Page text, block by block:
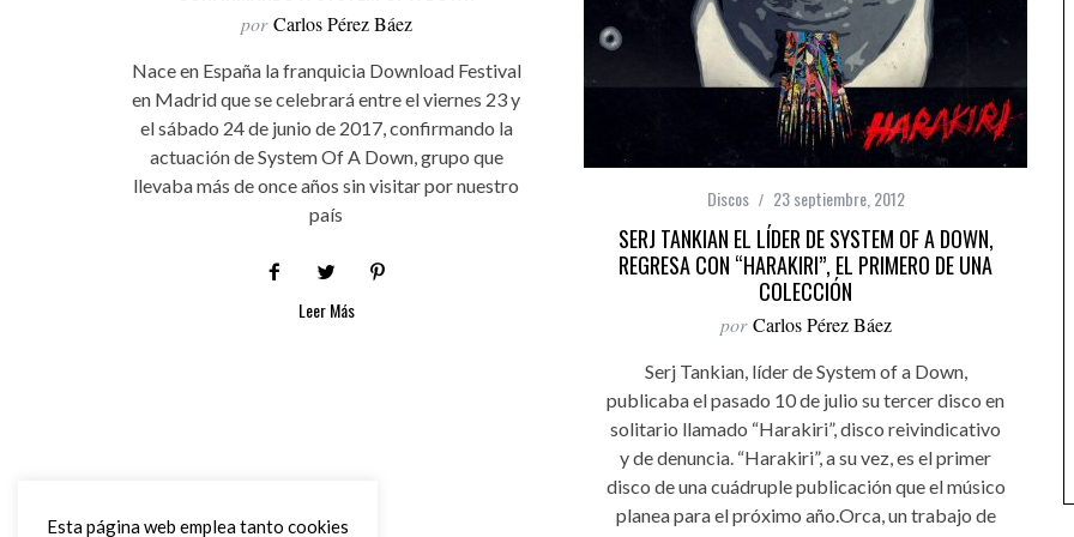
por Carlos Pérez Báez
Nace en España la franquicia Download Festival
en Madrid que se celebrará entre el viernes 23 y
el sábado 24 de junio de 2017, confirmando la
actuación de System Of A Down, grupo que
llevaba más de once años sin visitar por nuestro
país
Leer Más
Discos 23 septiembre, 2012
SERJ TANKIAN EL LÍDER DE SYSTEM OF A DOWN,
REGRESA CON “HARAKIRI”, EL PRIMERO DE UNA
COLECCIÓN
por Carlos Pérez Báez
Serj Tankian, líder de System of a Down,
publicaba el pasado 10 de julio su tercer disco en
solitario llamado “Harakiri”, disco reivindicativo
y de denuncia. “Harakiri”, a su vez, es el primer
disco de una cuádruple publicación que el músico
planea para el próximo año.Orca, un trabajo de
Esta página web emplea tanto cookies